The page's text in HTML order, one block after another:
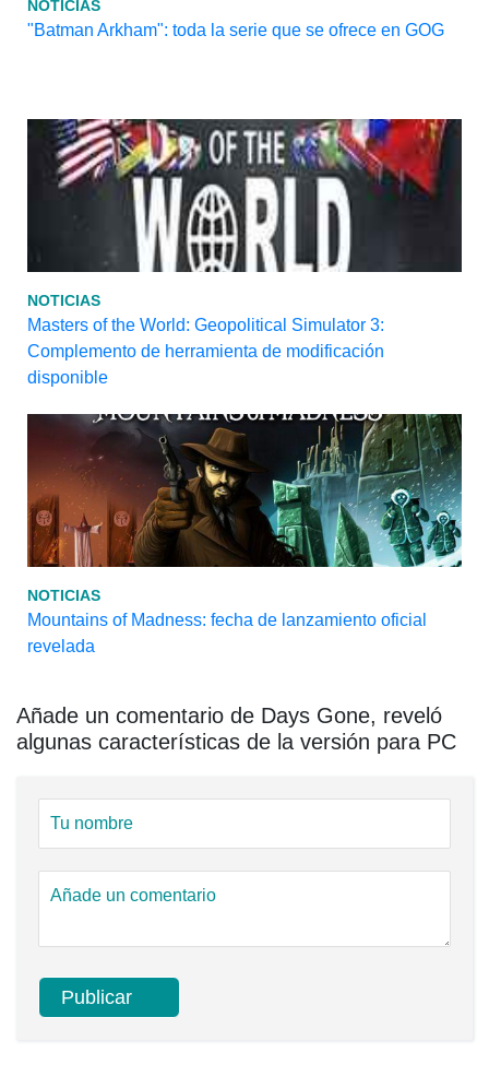
NOTICIAS
"Batman Arkham": toda la serie que se ofrece en GOG
NOTICIAS
Masters of the World: Geopolitical Simulator 3:
Complemento de herramienta de modificación
disponible
NOTICIAS
Mountains of Madness: fecha de lanzamiento oficial
revelada
Añade un comentario de Days Gone, reveló
algunas características de la versión para PC